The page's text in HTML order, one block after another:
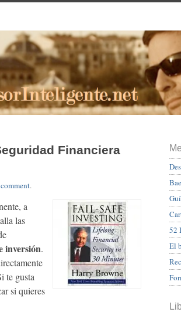
Financiera
.
a
las
inversión.
te gusta
si quieres
52
El